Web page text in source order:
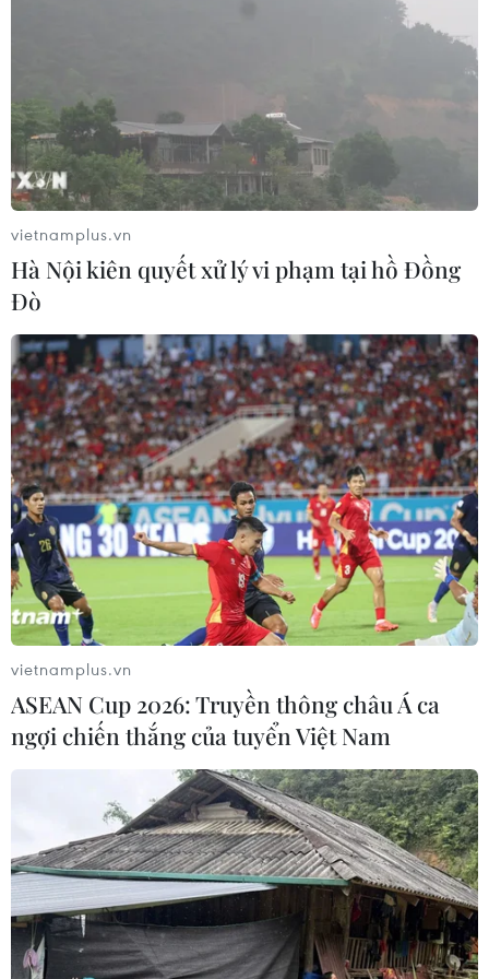
Hà Nội khởi công dự án đường trên cao
Ngã Tư Sở-cầu Vĩnh Tuy
22/04/2018 04:11
Hà Nội vừa chính thức khởi công dự án đường trên cao
dọc đường vành đai 2, đoạn từ cầu Vĩnh Tuy đến Ngã
Tư Sở, kết hợp với mở rộng đoạn đường bằng từ Vĩnh
Tuy đến Ngã Tư Vọng.
Vincom shophouse Hòa Bình chính thức
được ra mắt
vietnamplus.vn
Hà Nội kiên quyết xử lý vi phạm tại hồ Đồng
Đò
vietnamplus.vn
ASEAN Cup 2026: Truyền thông châu Á ca
ngợi chiến thắng của tuyển Việt Nam